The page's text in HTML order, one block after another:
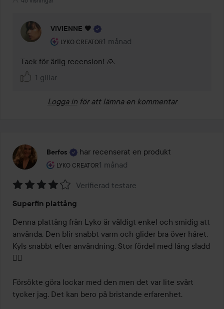
VIVIENNE 🖤
LYKO CREATOR
Användarens roll: Lyko Creator.
1 månad
Kommentaren lades 1 månad
Tack för ärlig recension! 🙏
1 gillar
Logga in för att lämna en kommentar
Berfos har recenserat en produkt
LYKO CREATOR
Användarens roll: Lyko Creator.
1 månad
Inlägget skapades 1 månad
4
av
5
Verifierad testare
Superfin plattång
Denna plattång från Lyko är väldigt enkel och smidig att
använda. Den blir snabbt varm och glider bra över håret.
Kyls snabbt efter användning. Stor fördel med lång sladd
👍🏻
Försökte göra lockar med den men det var lite svårt
tycker jag. Det kan bero på bristande erfarenhet.